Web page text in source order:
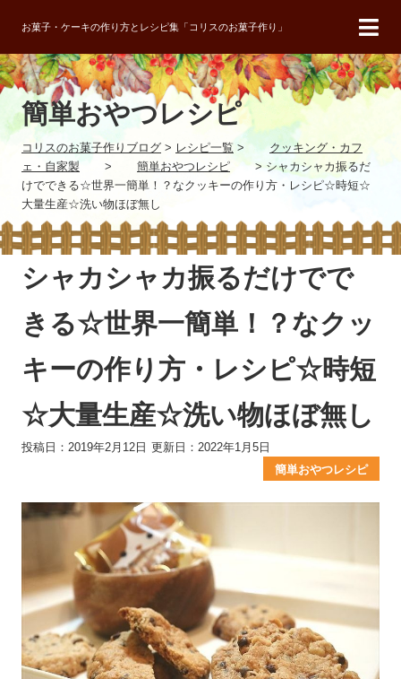
お菓子・ケーキの作り方とレシピ集「コリスのお菓子作り」
簡単おやつレシピ
コリスのお菓子作りブログ > レシピ一覧 >
クッキング・カフ
ェ・自家製
> 簡単おやつレシピ > シャカシャカ振るだ
けでできる☆世界一簡単！？なクッキーの作り方・レシピ☆時短☆
大量生産☆洗い物ほぼ無し
シャカシャカ振るだけでで
きる☆世界一簡単！？なクッ
キーの作り方・レシピ☆時短
☆大量生産☆洗い物ほぼ無し
投稿日：2019年2月12日 更新日：2022年1月5日
簡単おやつレシピ